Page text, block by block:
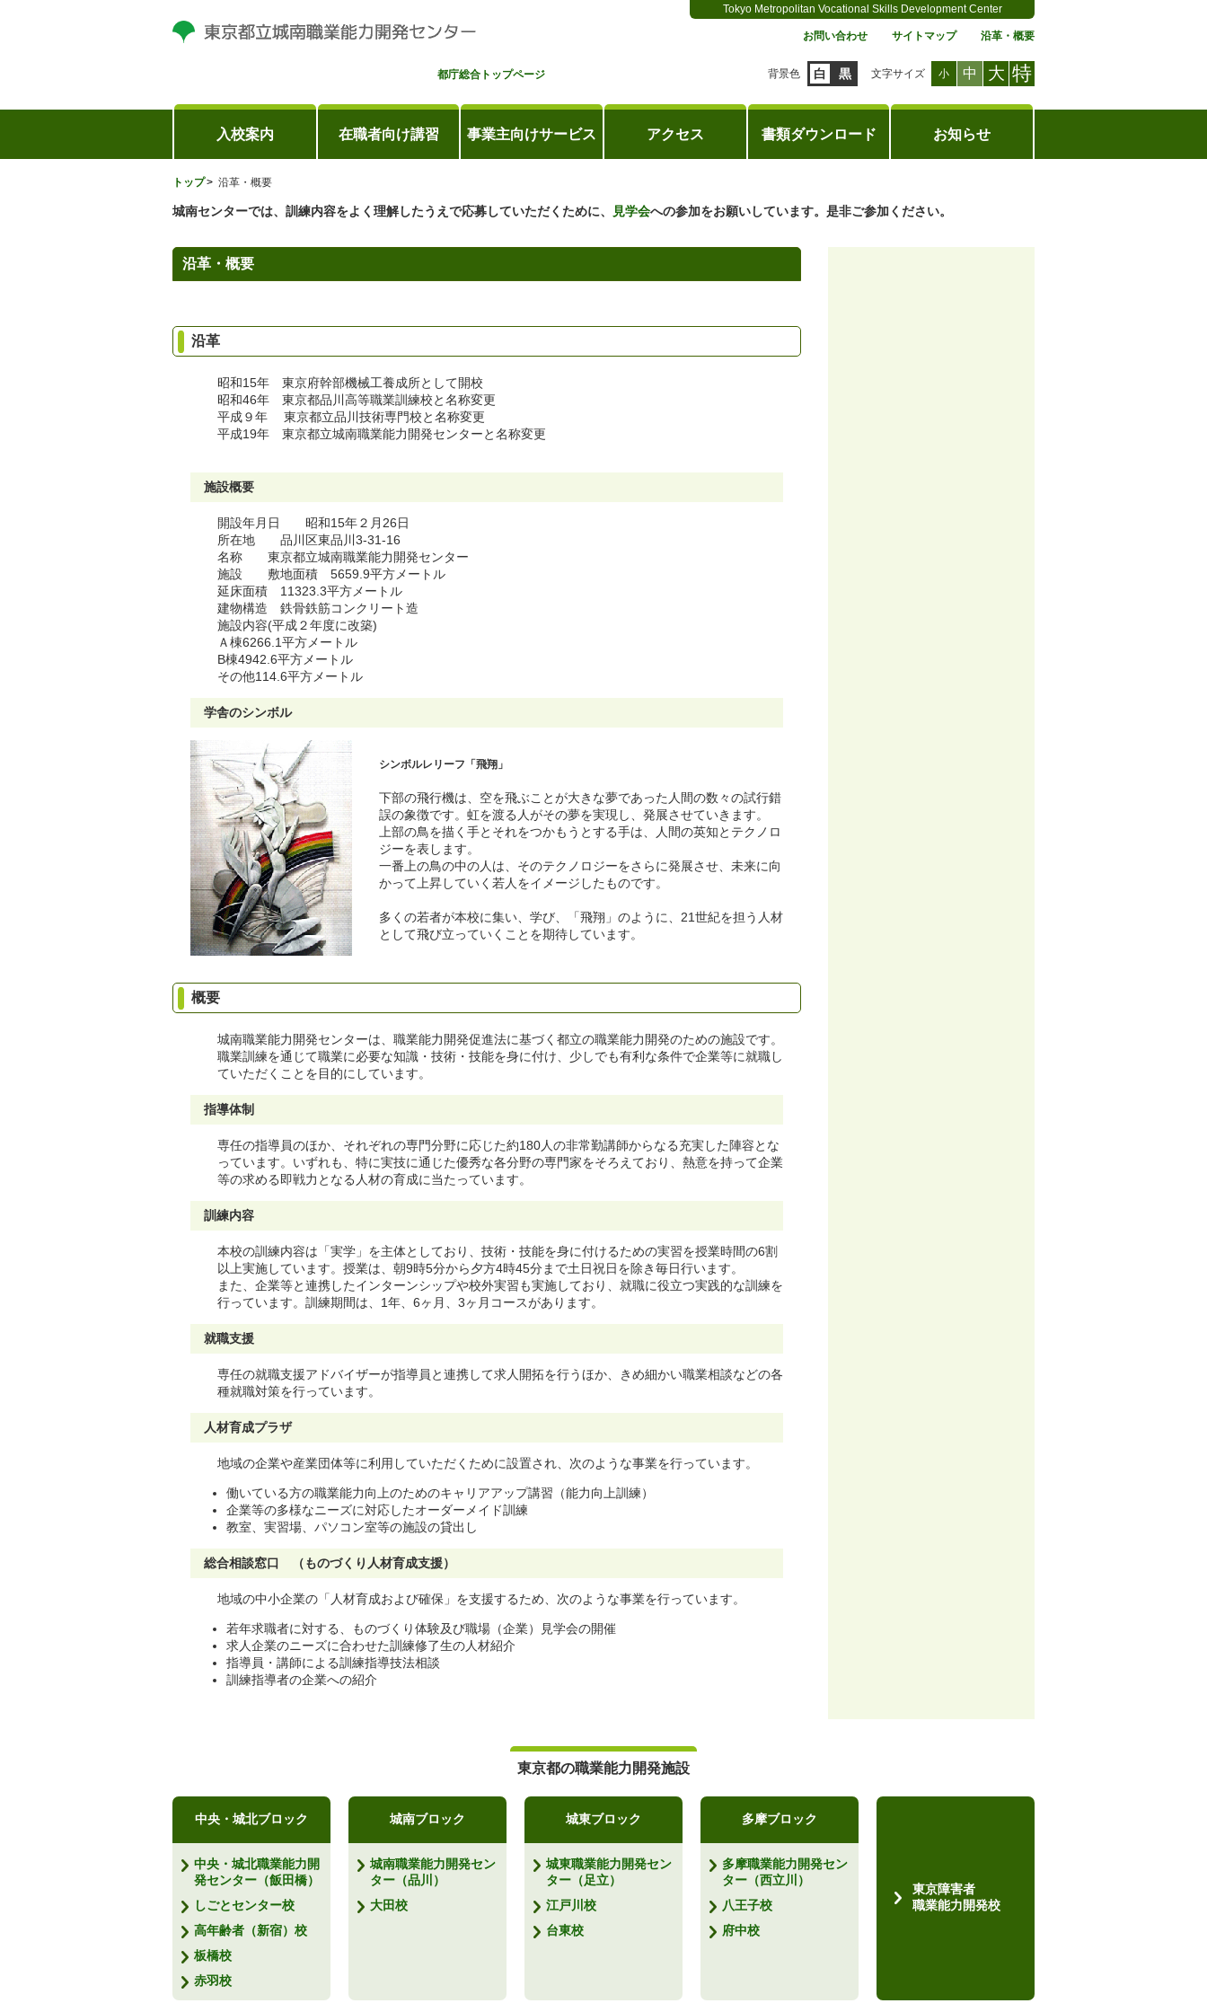
Tokyo Metropolitan Vocational Skills Development Center
入校案内 在職者向け講習 事業主向けサービス アクセス 書類ダウンロード お知らせ
背景色 白 黒 文字サイズ 小 中 大 特
お問い合わせ サイトマップ 沿革・概要
都庁総合トップページ
トップ 沿革・概要
城南センターでは、訓練内容をよく理解したうえで応募していただくために、 見学会への参加をお願いしています。是非ご参加ください。
沿革・概要
沿革
昭和15年 東京府幹部機械工養成所として開校
昭和46年 東京都品川高等職業訓練校と名称変更
平成９年 東京都立品川技術専門校と名称変更
平成19年 東京都立城南職業能力開発センターと名称変更
施設概要
開設年月日 昭和15年２月26日
所在地 品川区東品川3-31-16
名称 東京都立城南職業能力開発センター
施設 敷地面積 5659.9平方メートル
延床面積 11323.3平方メートル
建物構造 鉄骨鉄筋コンクリート造
施設内容(平成２年度に改築)
Ａ棟6266.1平方メートル
B棟4942.6平方メートル
その他114.6平方メートル
学舎のシンボル
シンボルレリーフ「飛翔」
下部の飛行機は、空を飛ぶことが大きな夢であった人間の数々の試行錯
誤の象徴です。虹を渡る人がその夢を実現し、発展させていきます。
上部の鳥を描く手とそれをつかもうとする手は、人間の英知とテクノロ
ジーを表します。
一番上の鳥の中の人は、そのテクノロジーをさらに発展させ、未来に向
かって上昇していく若人をイメージしたものです。
多くの若者が本校に集い、学び、「飛翔」のように、21世紀を担う人材
として飛び立っていくことを期待しています。
概要
城南職業能力開発センターは、職業能力開発促進法に基づく都立の職業能力開発のための施設です。
職業訓練を通じて職業に必要な知識・技術・技能を身に付け、少しでも有利な条件で企業等に就職し
ていただくことを目的にしています。
指導体制
専任の指導員のほか、それぞれの専門分野に応じた約180人の非常勤講師からなる充実した陣容とな
っています。いずれも、特に実技に通じた優秀な各分野の専門家をそろえており、熱意を持って企業
等の求める即戦力となる人材の育成に当たっています。
訓練内容
本校の訓練内容は「実学」を主体としており、技術・技能を身に付けるための実習を授業時間の6割
以上実施しています。授業は、朝9時5分から夕方4時45分まで土日祝日を除き毎日行います。
また、企業等と連携したインターンシップや校外実習も実施しており、就職に役立つ実践的な訓練を
行っています。訓練期間は、1年、6ヶ月、3ヶ月コースがあります。
就職支援
専任の就職支援アドバイザーが指導員と連携して求人開拓を行うほか、きめ細かい職業相談などの各
種就職対策を行っています。
人材育成プラザ
地域の企業や産業団体等に利用していただくために設置され、次のような事業を行っています。
働いている方の職業能力向上のためのキャリアアップ講習（能力向上訓練）
企業等の多様なニーズに対応したオーダーメイド訓練
教室、実習場、パソコン室等の施設の貸出し
総合相談窓口 （ものづくり人材育成支援）
地域の中小企業の「人材育成および確保」を支援するため、次のような事業を行っています。
若年求職者に対する、ものづくり体験及び職場（企業）見学会の開催
求人企業のニーズに合わせた訓練修了生の人材紹介
指導員・講師による訓練指導技法相談
訓練指導者の企業への紹介
東京都の職業能力開発施設
中央・城北ブロック
中央・城北職業能力開
発センター（飯田橋）
しごとセンター校
高年齢者（新宿）校
板橋校
赤羽校
城南ブロック
城南職業能力開発セン
ター（品川）
大田校
城東ブロック
城東職業能力開発セン
ター（足立）
江戸川校
台東校
多摩ブロック
多摩職業能力開発セン
ター（西立川）
八王子校
府中校
東京障害者
職業能力開発校